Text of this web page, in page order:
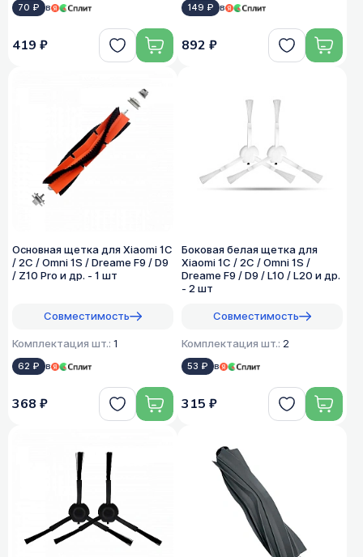
70 ₽ в
419 ₽
149 ₽ в
892 ₽
Основная щетка для Xiaomi 1C
/ 2C / Omni 1S / Dreame F9 / D9
/ Z10 Pro и др. - 1 шт
Совместимость
Комплектация шт.: 1
62 ₽ в
368 ₽
Боковая белая щетка для
Xiaomi 1C / 2C / Omni 1S /
Dreame F9 / D9 / L10 / L20 и др.
- 2 шт
Совместимость
Комплектация шт.: 2
53 ₽ в
315 ₽